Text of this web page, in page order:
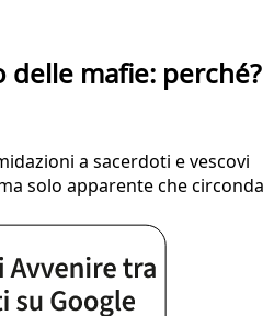
delle mafie: perché?
a sacerdoti e vescovi
solo apparente che circonda